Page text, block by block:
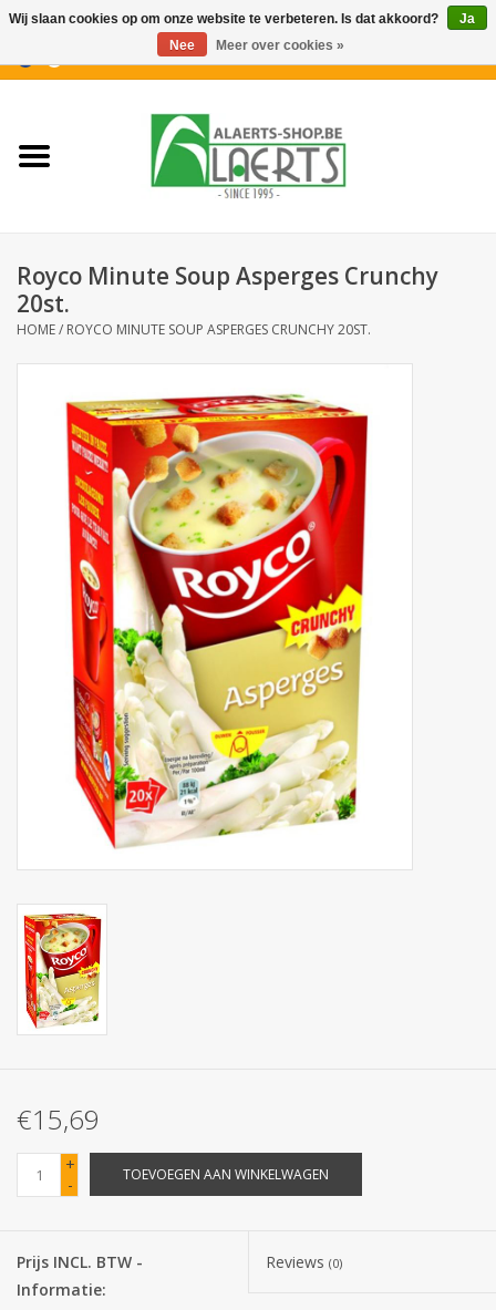
Nieuwigheden
Koffiekoekjes
Dranken
Aperitiefkoekjes
Botanicals
Snoeppot-Snoep
Kassarollen
Cleaning-producten
Relatiegeschenken
Koffiemachines
Verpakking
Kantoorbenodigdheden
Batterijen
Sinterklaassnoep
Paasgeschenken
Royco Minute Soup Asperges Crunchy
20st.
HOME/ ROYCO MINUTE SOUP ASPERGES CRUNCHY 20ST.
€15,69
+
-
TOEVOEGEN AAN WINKELWAGEN
Prijs INCL. BTW -
Informatie:
Reviews (0)
Wij slaan cookies op om onze website te verbeteren. Is dat akkoord?
Ja
Nee
Meer over cookies »